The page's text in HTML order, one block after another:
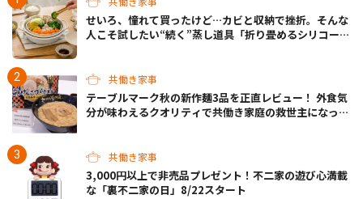
せいろ、憧れて買ったけど…カビと収納で挫折。そんな
人こそ試したい“続く”蒸し道具「折り畳めるシリコーン
共働き家事
テーブルマーク秋の新作麺3品を正直レビュー！ 外食気
分が味わえるクオリティで共働き家庭の救世主になって
共働き家事
3,000円以上で非売品プレゼント！不二家の遊び心満載
な「裏不二家の日」8/22スタート